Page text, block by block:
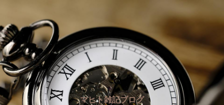
マヒト雑記ブログ